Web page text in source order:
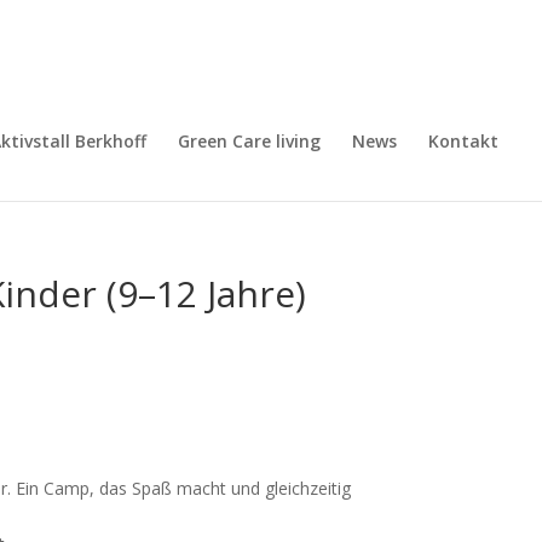
Berkhoff Green Care living News Kontakt
(9–12 Jahre)
Camp, das Spaß macht und gleichzeitig